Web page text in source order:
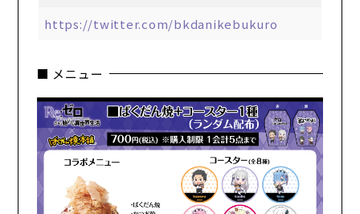
https://twitter.com/bkdanikebukuro
■ メニュー